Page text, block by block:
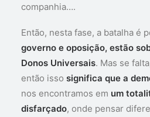
companhia….
Então, nesta fase, a batalha é
governo e oposição, estão
Donos Universais. Mas se
então isso significa que a
nos encontramos em um
disfarçado, onde pensar